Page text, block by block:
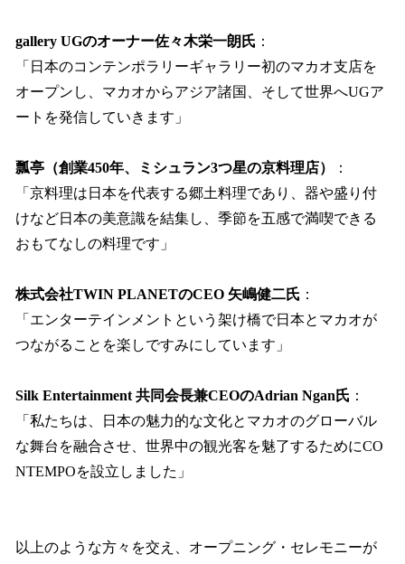
gallery UGのオーナー佐々木栄一朗氏 ：
「日本のコンテンポラリーギャラリー初のマカオ支店を
オープンし、マカオからアジア諸国、そして世界へUGア
ートを発信していきます」
瓢亭（創業450年、ミシュラン3つ星の京料理店）
：
「京料理は日本を代表する郷土料理であり、器や盛り付
けなど日本の美意識を結集し、季節を五感で満喫できる
おもてなしの料理です」
株式会社TWIN PLANETのCEO 矢嶋健二氏 ：
「エンターテインメントという架け橋で日本とマカオが
つながることを楽しですみにしています」
Silk Entertainment 共同会長兼CEOのAdrian Ngan氏 ：
「私たちは、日本の魅力的な文化とマカオのグローバル
な舞台を融合させ、世界中の観光客を魅了するためにCO
NTEMPOを設立しました」
以上のような方々を交え、オープニング・セレモニーが